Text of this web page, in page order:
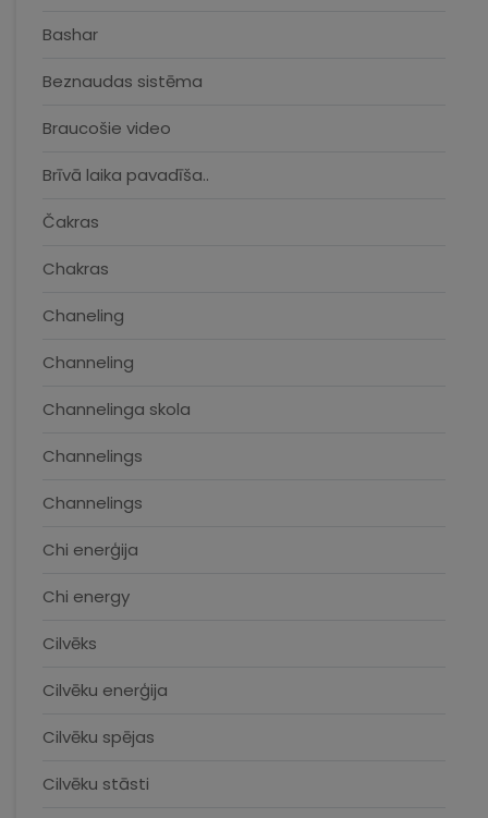
Bashar
Beznaudas sistēma
Braucošie video
Brīvā laika pavadīša..
Čakras
Chakras
Chaneling
Channeling
Channelinga skola
Channelings
Channelings
Chi enerģija
Chi energy
Cilvēks
Cilvēku enerģija
Cilvēku spējas
Cilvēku stāsti